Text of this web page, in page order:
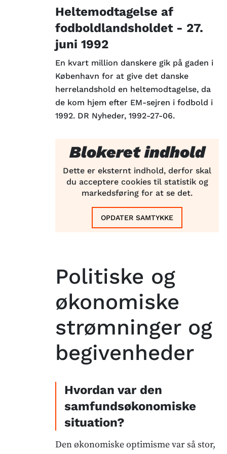
Heltemodtagelse af
fodboldlandsholdet - 27.
juni 1992
En kvart million danskere gik på gaden i
København for at give det danske
herrelandshold en heltemodtagelse, da
de kom hjem efter EM-sejren i fodbold i
1992. DR Nyheder, 1992-27-06.
Blokeret indhold
Dette er eksternt indhold, derfor skal
du acceptere cookies til statistik og
markedsføring for at se det.
OPDATER SAMTYKKE
Politiske og
økonomiske
strømninger og
begivenheder
Hvordan var den
samfundsøkonomiske
situation?
Den økonomiske optimisme var så stor,